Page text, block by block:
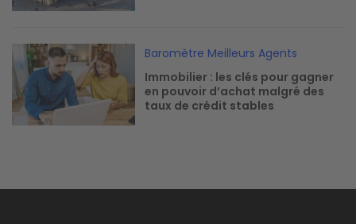
Image
Baromètre Meilleurs Agents
Immobilier : les clés pour gagner
en pouvoir d’achat malgré des
taux de crédit stables